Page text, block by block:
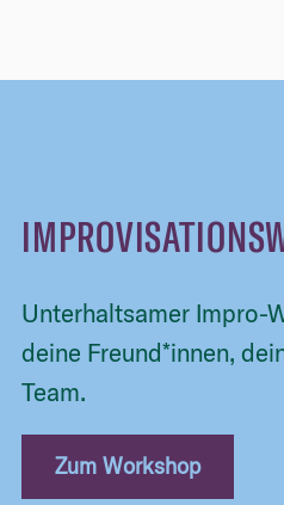
Unterhaltsamer Impro-
deine Freund*innen,
Team.
Zum Workshop